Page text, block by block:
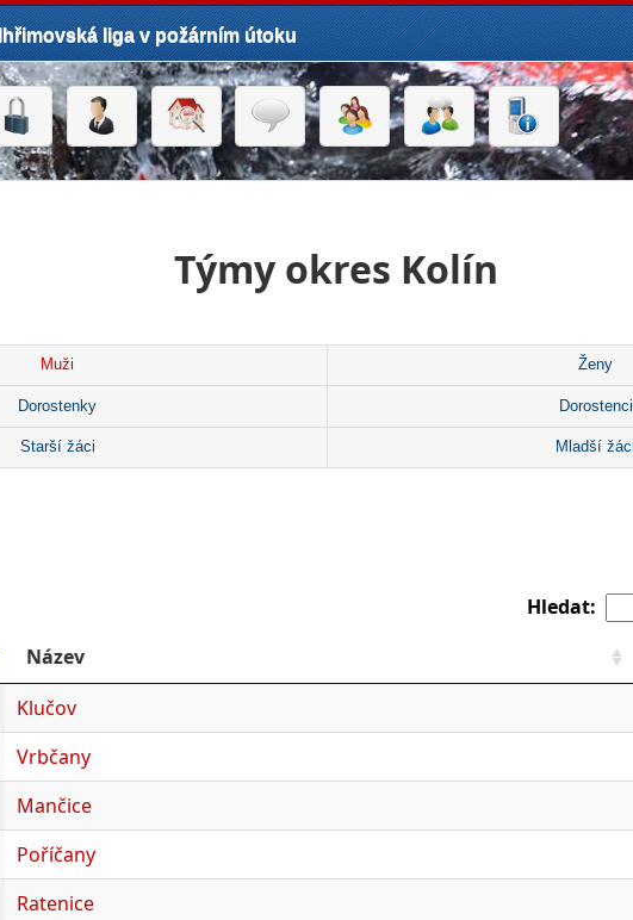
liga v požárním útoku
Týmy okres Kolín
Muži Ženy
Dorostenky Dorostenci
Starší žáci Mladší žáci
Hledat:
Název
Klučov
Vrbčany
Mančice
Poříčany
Ratenice